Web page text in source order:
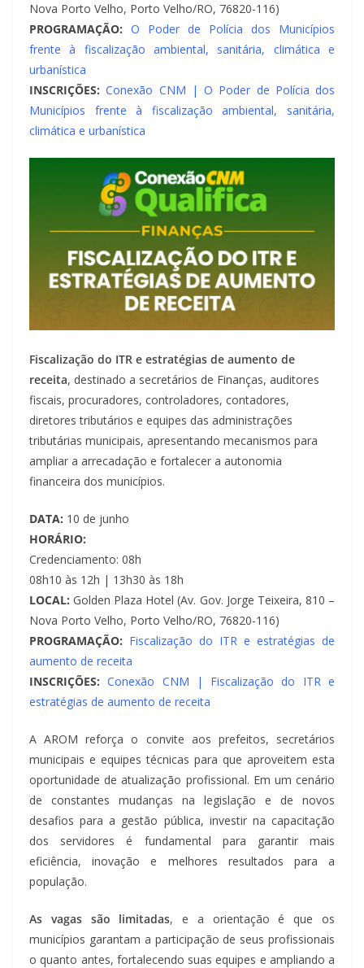
Nova Porto Velho, Porto Velho/RO, 76820-116)
PROGRAMAÇÃO: O Poder de Polícia dos Municípios
frente à fiscalização ambiental, sanitária, climática e
urbanística
INSCRIÇÕES: Conexão CNM | O Poder de Polícia dos
Municípios frente à fiscalização ambiental, sanitária,
climática e urbanística
Fiscalização do ITR e estratégias de aumento de
receita, destinado a secretários de Finanças, auditores
fiscais, procuradores, controladores, contadores,
diretores tributários e equipes das administrações
tributárias municipais, apresentando mecanismos para
ampliar a arrecadação e fortalecer a autonomia
financeira dos municípios.
DATA: 10 de junho
HORÁRIO:
Credenciamento: 08h
08h10 às 12h | 13h30 às 18h
LOCAL: Golden Plaza Hotel (Av. Gov. Jorge Teixeira, 810 –
Nova Porto Velho, Porto Velho/RO, 76820-116)
PROGRAMAÇÃO: Fiscalização do ITR e estratégias de
aumento de receita
INSCRIÇÕES: Conexão CNM | Fiscalização do ITR e
estratégias de aumento de receita
A AROM reforça o convite aos prefeitos, secretários
municipais e equipes técnicas para que aproveitem esta
oportunidade de atualização profissional. Em um cenário
de constantes mudanças na legislação e de novos
desafios para a gestão pública, investir na capacitação
dos servidores é fundamental para garantir mais
eficiência, inovação e melhores resultados para a
população.
As vagas são limitadas, e a orientação é que os
municípios garantam a participação de seus profissionais
o quanto antes, fortalecendo suas equipes e ampliando a